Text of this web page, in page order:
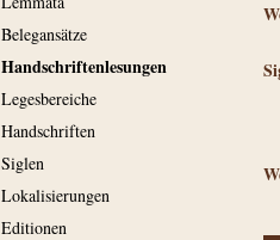
Belegansätze
Handschriftenlesungen
Legesbereiche
Handschriften
Siglen
Lokalisierungen
Editionen